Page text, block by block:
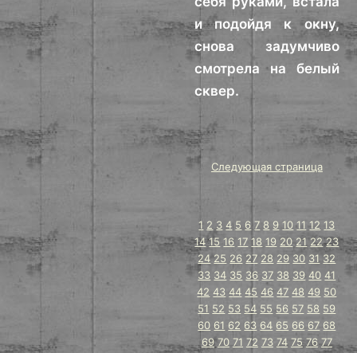
и подойдя к окну,
снова задумчиво
смотрела на белый
сквер.
Следующая страница
1 2 3 4 5 6 7 8 9 10 11 12 13
14 15 16 17 18 19 20 21 22 23
24 25 26 27 28 29 30 31 32
33 34 35 36 37 38 39 40 41
42 43 44 45 46 47 48 49 50
51 52 53 54 55 56 57 58 59
60 61 62 63 64 65 66 67 68
69 70 71 72 73 74 75 76 77